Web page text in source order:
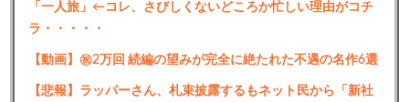
「一人旅」←コレ、さびしくないどころか忙しい理由がコチ
ラ・・・・・
【動画】㊗️2万回 続編の望みが完全に絶たれた不遇の名作6選
【悲報】ラッパーさん、札束披露するもネット民から「新社